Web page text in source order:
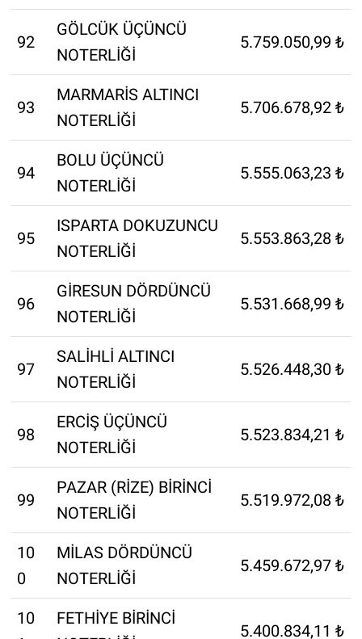
92
GÖLCÜK ÜÇÜNCÜ
NOTERLİĞİ
5.759.050,99 ₺
93
MARMARİS ALTINCI
NOTERLİĞİ
5.706.678,92 ₺
94
BOLU ÜÇÜNCÜ
NOTERLİĞİ
5.555.063,23 ₺
95
ISPARTA DOKUZUNCU
NOTERLİĞİ
5.553.863,28 ₺
96
GİRESUN DÖRDÜNCÜ
NOTERLİĞİ
5.531.668,99 ₺
97
SALİHLİ ALTINCI
NOTERLİĞİ
5.526.448,30 ₺
98
ERCİŞ ÜÇÜNCÜ
NOTERLİĞİ
5.523.834,21 ₺
99
PAZAR (RİZE) BİRİNCİ
NOTERLİĞİ
5.519.972,08 ₺
10
0
MİLAS DÖRDÜNCÜ
NOTERLİĞİ
5.459.672,97 ₺
10
FETHİYE BİRİNCİ
5.400.834,11 ₺